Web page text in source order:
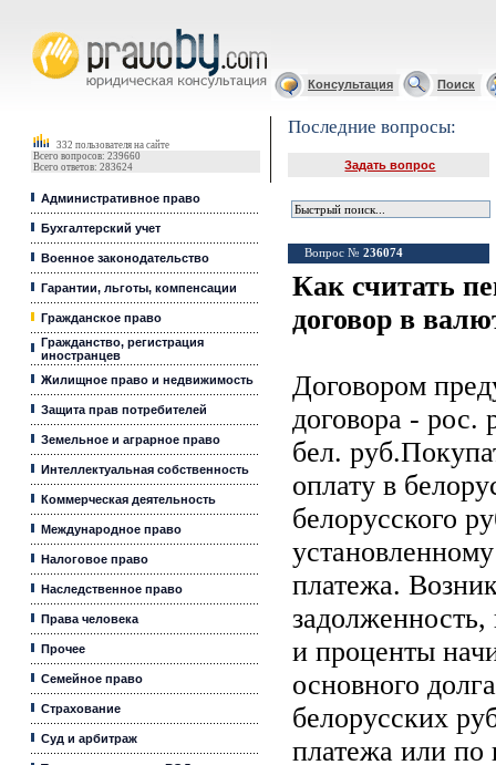
Консультация Поиск
332 пользователя на сайте
Всего вопросов: 239660
Всего ответов: 283624
Административное право
Бухгалтерский учет
Военное законодательство
Гарантии, льготы, компенсации
Гражданское право
Гражданство, регистрация
иностранцев
Жилищное право и недвижимость
Защита прав потребителей
Земельное и аграрное право
Интеллектуальная собственность
Коммерческая деятельность
Международное право
Налоговое право
Наследственное право
Права человека
Прочее
Семейное право
Страхование
Суд и арбитраж
Последние вопросы:
Задать вопрос
Вопрос № 236074
Как считать
договор в
Договором
договора - рос.
бел.
оплату в
белорусского
платежа.
и проценты
основного
белорусских
платежа или по